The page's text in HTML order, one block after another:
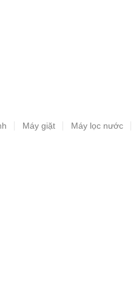
Máy giặt Máy lọc nước